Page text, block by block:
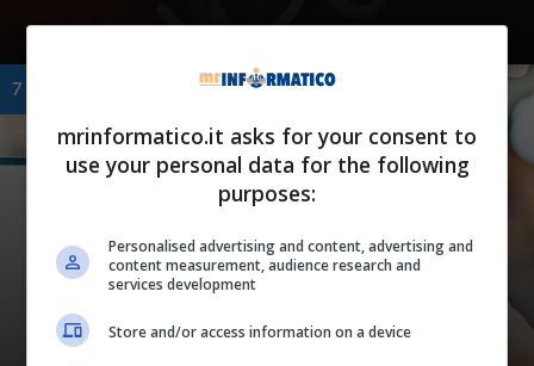
7 Febbraio 2024
Informatica
mrinformatico.it asks for your consent to
use your personal data for the following
purposes:
Personalised advertising and content, advertising and
content measurement, audience research and
services development
Store and/or access information on a device